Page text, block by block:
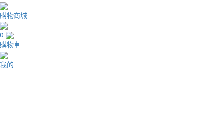
購物商城
0
購物車
我的